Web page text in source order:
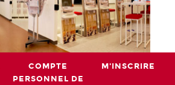
COMPTE
PERSONNEL DE
M'INSCRIRE